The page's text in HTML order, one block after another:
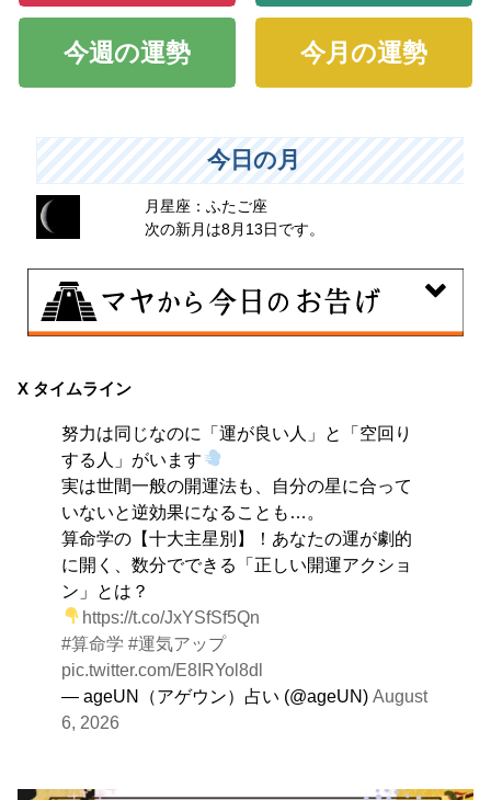
今週の運勢 今月の運勢
今日の月
月星座：ふたご座
次の新月は8月13日です。
大きくエネルギーを放出する日。日々の活力をため込ん
X タイムライン
努力は同じなのに「運が良い人」と「空回り
する人」がいます
実は世間一般の開運法も、自分の星に合って
いないと逆効果になることも…。
算命学の【十大主星別】！あなたの運が劇的
に開く、数分でできる「正しい開運アクショ
ン」とは？
https://t.co/JxYSfSf5Qn
#算命学 #運気アップ
pic.twitter.com/E8IRYol8dl
— ageUN（アゲウン）占い (@ageUN)August
6, 2026